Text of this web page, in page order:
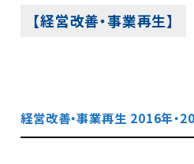
【経営改善・事業再生】
経営改善・事業再生 2016年・